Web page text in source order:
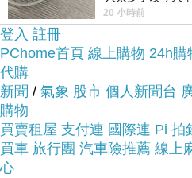
看看【Stiefel史帝富】
(200mlX2入)~~
商品
http://
sp?
去西螺農會~回到
20 小時前
登入 註冊
PChome首頁 線上購物 24h購
代購
新聞 / 氣象 股市 個人新聞台
購物
買賣租屋 支付連 國際連 Pi 拍
買車 旅行團 汽車險推薦 線上
心